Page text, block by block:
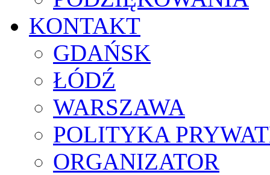
KONTAKT
GDAŃSK
ŁÓDŹ
WARSZAWA
POLITYKA
ORGANIZATOR